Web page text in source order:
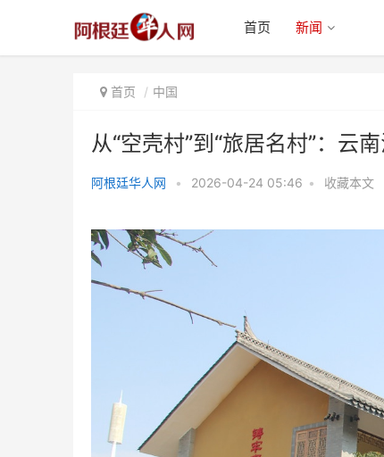
首页 新闻
首页 中国
从“空壳村”到“旅居名村”：云
阿根廷华人网 • 2026-04-24 05:46 • 收藏本文
江马房村的乡村振兴